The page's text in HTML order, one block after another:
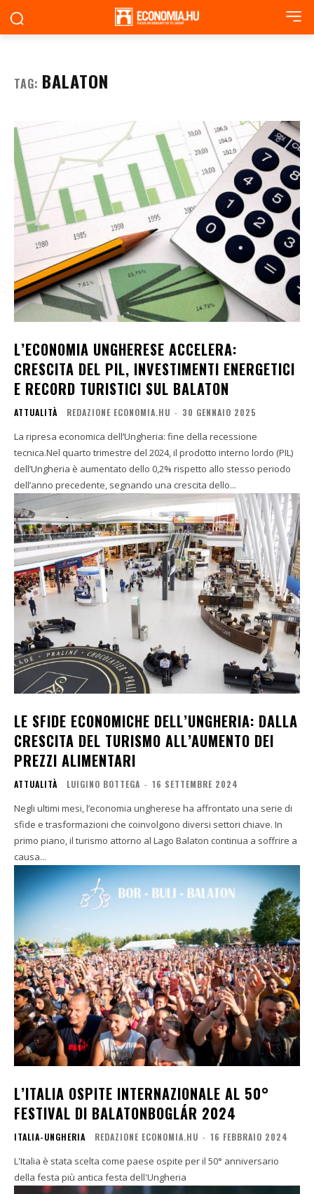
TAG: BALATON
L’ECONOMIA UNGHERESE ACCELERA:
CRESCITA DEL PIL, INVESTIMENTI ENERGETICI
E RECORD TURISTICI SUL BALATON
ATTUALITÀ REDAZIONE ECONOMIA.HU - 30 GENNAIO 2025
La ripresa economica dell’Ungheria: fine della recessione
tecnica.Nel quarto trimestre del 2024, il prodotto interno lordo (PIL)
dell’Ungheria è aumentato dello 0,2% rispetto allo stesso periodo
dell’anno precedente, segnando una crescita dello...
LE SFIDE ECONOMICHE DELL’UNGHERIA: DALLA
CRESCITA DEL TURISMO ALL’AUMENTO DEI
PREZZI ALIMENTARI
ATTUALITÀ LUIGINO BOTTEGA - 16 SETTEMBRE 2024
Negli ultimi mesi, l’economia ungherese ha affrontato una serie di
sfide e trasformazioni che coinvolgono diversi settori chiave. In
primo piano, il turismo attorno al Lago Balaton continua a soffrire a
causa...
L’ITALIA OSPITE INTERNAZIONALE AL 50°
FESTIVAL DI BALATONBOGLÁR 2024
ITALIA-UNGHERIA REDAZIONE ECONOMIA.HU - 16 FEBBRAIO 2024
L'Italia è stata scelta come paese ospite per il 50° anniversario
della festa più antica festa dell'Ungheria